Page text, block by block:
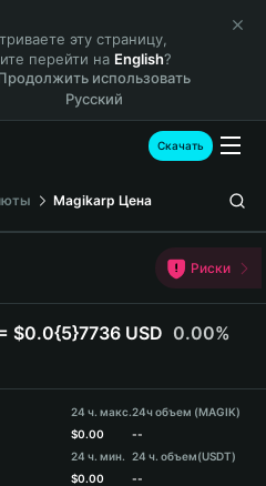
эту страницу,
перейти на English?
использовать
Русский
Скачать
Magikarp Цена
Риски
$0.0{5}7736 USD 0.00%
24 ч. макс.
$0.00
24 ч. мин.
$0.00
24ч объем (MAGIK)
--
24 ч. объем(USDT)
--